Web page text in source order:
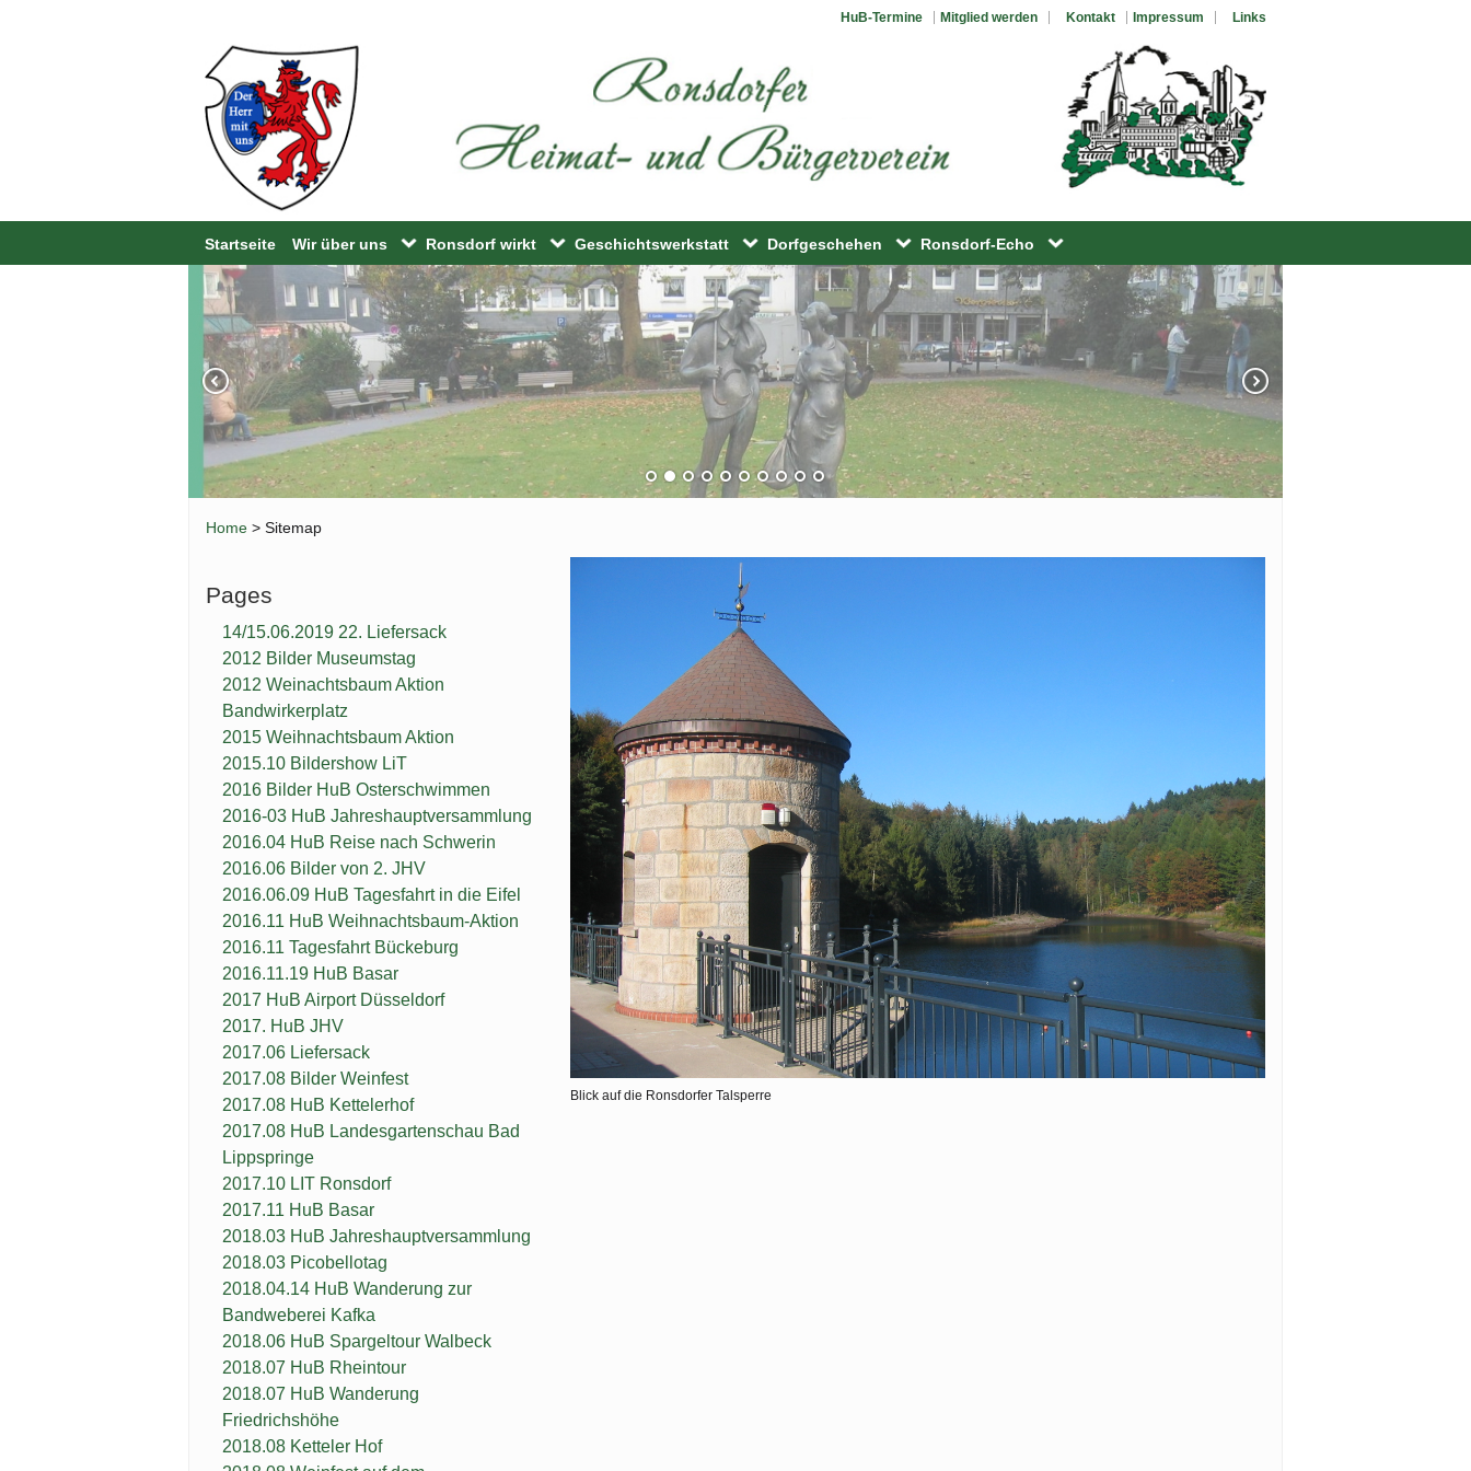
HuB-Termine Mitglied werden Kontakt Impressum Links
Startseite Wir über uns
HuB Geschichte
Vorstand
Beisitzer
Gremium der Ronsdorfer Vereine
Kontakt
Mitglied werden
Satzung
Ronsdorf wirkt
Bandwirkermuseum
LIT.ronsdorf
Jugendfonds
Walderlebnisweg
Bandwirkerplatz
Bücherzelle
Quga
Buch: Chronik von Ronsdorf
Spielplatz Horst-Herbergs-Weg
Geschichtswerkstatt
Ronsdorfer Geschichte
Ronsdorfer Köpfe
Stadtbilder und Touristik
Historische Stadtrundgänge
Ronsdorfer Lexikon
Dorfgeschehen
Ronsdorfer Veranstaltungskalender
Fahrten/Reisen
Picobello-Tag
Liefersack
Museumstag
Jugendfahrt
Weinfest
Ronsdorf-Echo
Ronsdorf-Echo Archiv
Home > Sitemap
Pages
14/15.06.2019 22. Liefersack
2012 Bilder Museumstag
2012 Weinachtsbaum Aktion
Bandwirkerplatz
2015 Weihnachtsbaum Aktion
2015.10 Bildershow LiT
2016 Bilder HuB Osterschwimmen
2016-03 HuB Jahreshauptversammlung
2016.04 HuB Reise nach Schwerin
2016.06 Bilder von 2. JHV
2016.06.09 HuB Tagesfahrt in die Eifel
2016.11 HuB Weihnachtsbaum-Aktion
2016.11 Tagesfahrt Bückeburg
2016.11.19 HuB Basar
2017 HuB Airport Düsseldorf
2017. HuB JHV
2017.06 Liefersack
2017.08 Bilder Weinfest
2017.08 HuB Kettelerhof
2017.08 HuB Landesgartenschau Bad
Lippspringe
2017.10 LIT Ronsdorf
2017.11 HuB Basar
2018.03 HuB Jahreshauptversammlung
2018.03 Picobellotag
2018.04.14 HuB Wanderung zur
Bandweberei Kafka
2018.06 HuB Spargeltour Walbeck
2018.07 HuB Rheintour
2018.07 HuB Wanderung
Friedrichshöhe
2018.08 Ketteler Hof
Blick auf die Ronsdorfer Talsperre